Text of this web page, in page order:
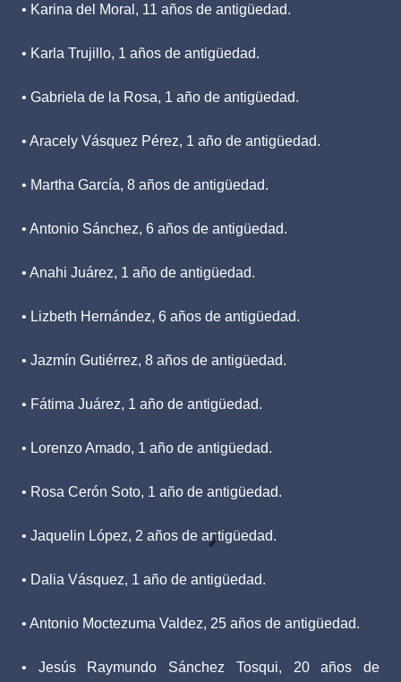
• Karina del Moral, 11 años de antigüedad.
• Karla Trujillo, 1 años de antigüedad.
• Gabriela de la Rosa, 1 año de antigüedad.
• Aracely Vásquez Pérez, 1 año de antigüedad.
• Martha García, 8 años de antigüedad.
• Antonio Sánchez, 6 años de antigüedad.
• Anahi Juárez, 1 año de antigüedad.
• Lizbeth Hernández, 6 años de antigüedad.
• Jazmín Gutiérrez, 8 años de antigüedad.
• Fátima Juárez, 1 año de antigüedad.
• Lorenzo Amado, 1 año de antigüedad.
• Rosa Cerón Soto, 1 año de antigüedad.
• Jaquelin López, 2 años de antigüedad.
• Dalia Vásquez, 1 año de antigüedad.
• Antonio Moctezuma Valdez, 25 años de antigüedad.
• Jesús Raymundo Sánchez Tosqui, 20 años de